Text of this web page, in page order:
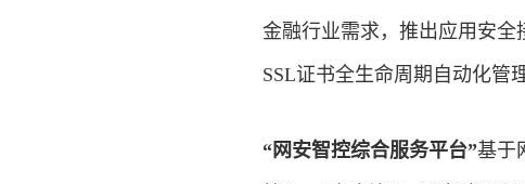
金融行业需求，推出应用安全
SSL证书全生命周期自动化管
“网安智控综合服务平台”基于